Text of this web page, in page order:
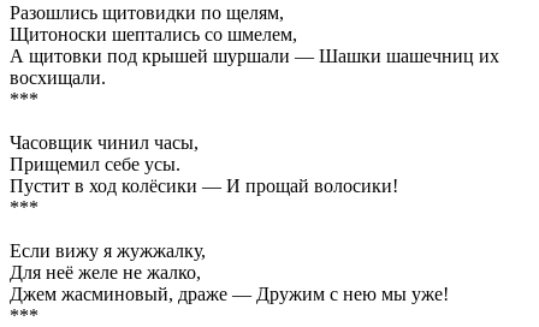
Разошлись щитовидки по щелям,
Щитоноски шептались со шмелем,
А щитовки под крышей шуршали — Шашки шашечниц их
восхищали.
***
Часовщик чинил часы,
Прищемил себе усы.
Пустит в ход колёсики — И прощай волосики!
***
Если вижу я жужжалку,
Для неё желе не жалко,
Джем жасминовый, драже — Дружим с нею мы уже!
***